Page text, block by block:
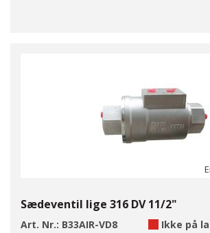
Sædeventil lige 316 DV 11/2"
Art. Nr.: B33AIR-VD8
Ikke på